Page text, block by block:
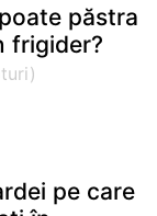
păstra
frigider?
pe care